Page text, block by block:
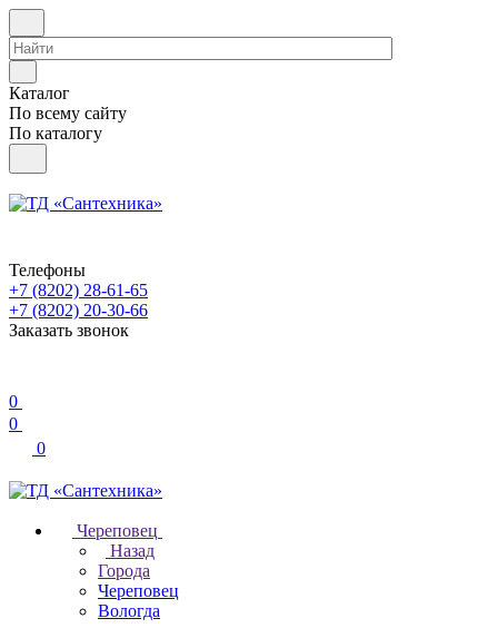
Каталог
По всему сайту
По каталогу
Телефоны
+7 (8202) 28‑61-65
+7 (8202) 20‑30-66
Заказать звонок
0
0
0
Череповец
Назад
Города
Череповец
Вологда